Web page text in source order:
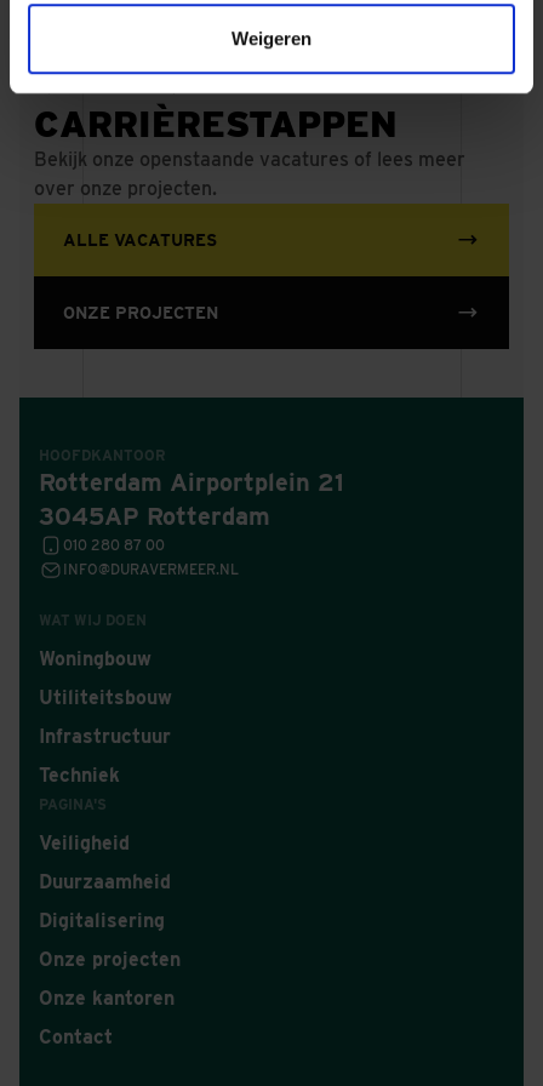
Weigeren
MAAK MEER
CARRIÈRESTAPPEN
Bekijk onze openstaande vacatures of lees meer
over onze projecten.
ALLE VACATURES
ONZE PROJECTEN
WAT WIJ DOEN
Woningbouw
Utiliteitsbouw
Infrastructuur
Techniek
PAGINA'S
Veiligheid
Duurzaamheid
Digitalisering
Onze projecten
Onze kantoren
Contact
HOOFDKANTOOR
Rotterdam Airportplein 21
3045AP Rotterdam
010 280 87 00
INFO@DURAVERMEER.NL